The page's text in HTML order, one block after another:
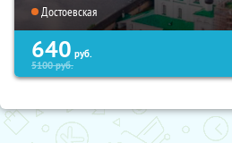
Достоевская
640 руб.
5100руб.